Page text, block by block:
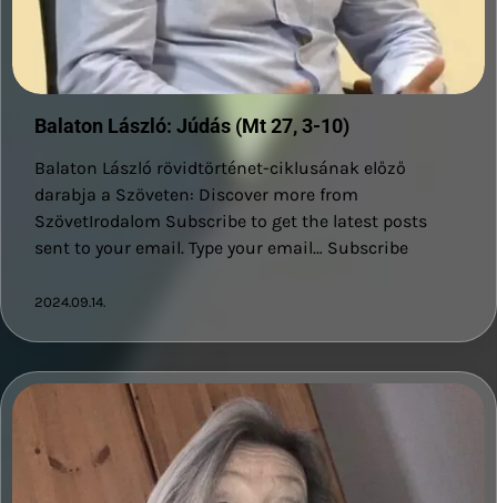
Balaton László: Júdás (Mt 27, 3-10)
Balaton László rövidtörténet-ciklusának előző
darabja a Szöveten: Discover more from
SzövetIrodalom Subscribe to get the latest posts
sent to your email. Type your email… Subscribe
2024.09.14.